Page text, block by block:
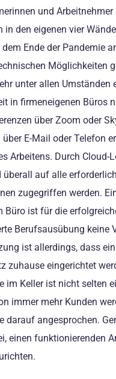
und Arbeitnehmer
in den eigenen vier
Ende der Pandemie
Möglichkeiten
unter allen Umständen
in firmeneigenen Büros
über Zoom oder
E-Mail oder Telefon
Arbeitens. Durch Cloud-
überall auf alle
zugegriffen werden.
Büro ist für die
Berufsausübung keine
ist allerdings, dass
zuhause eingerichtet
im Keller ist nicht selten
immer mehr Kunden
darauf angesprochen.
einen funktionierenden